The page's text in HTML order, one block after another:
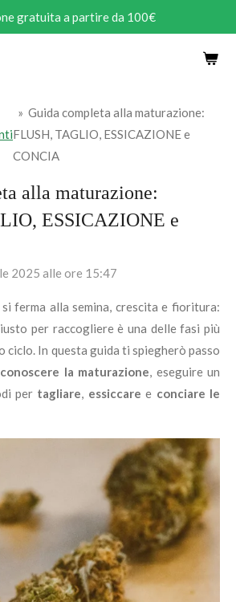
gratuita a partire da 100€
» Guida completa alla maturazione:
FLUSH, TAGLIO, ESSICAZIONE e
CONCIA
alla maturazione:
ESSICAZIONE e
2025 alle ore 15:47
ferma alla semina, crescita e fioritura:
per raccogliere è una delle fasi più
In questa guida ti spiegherò passo
la maturazione, eseguire un
per tagliare, essiccare e conciare le